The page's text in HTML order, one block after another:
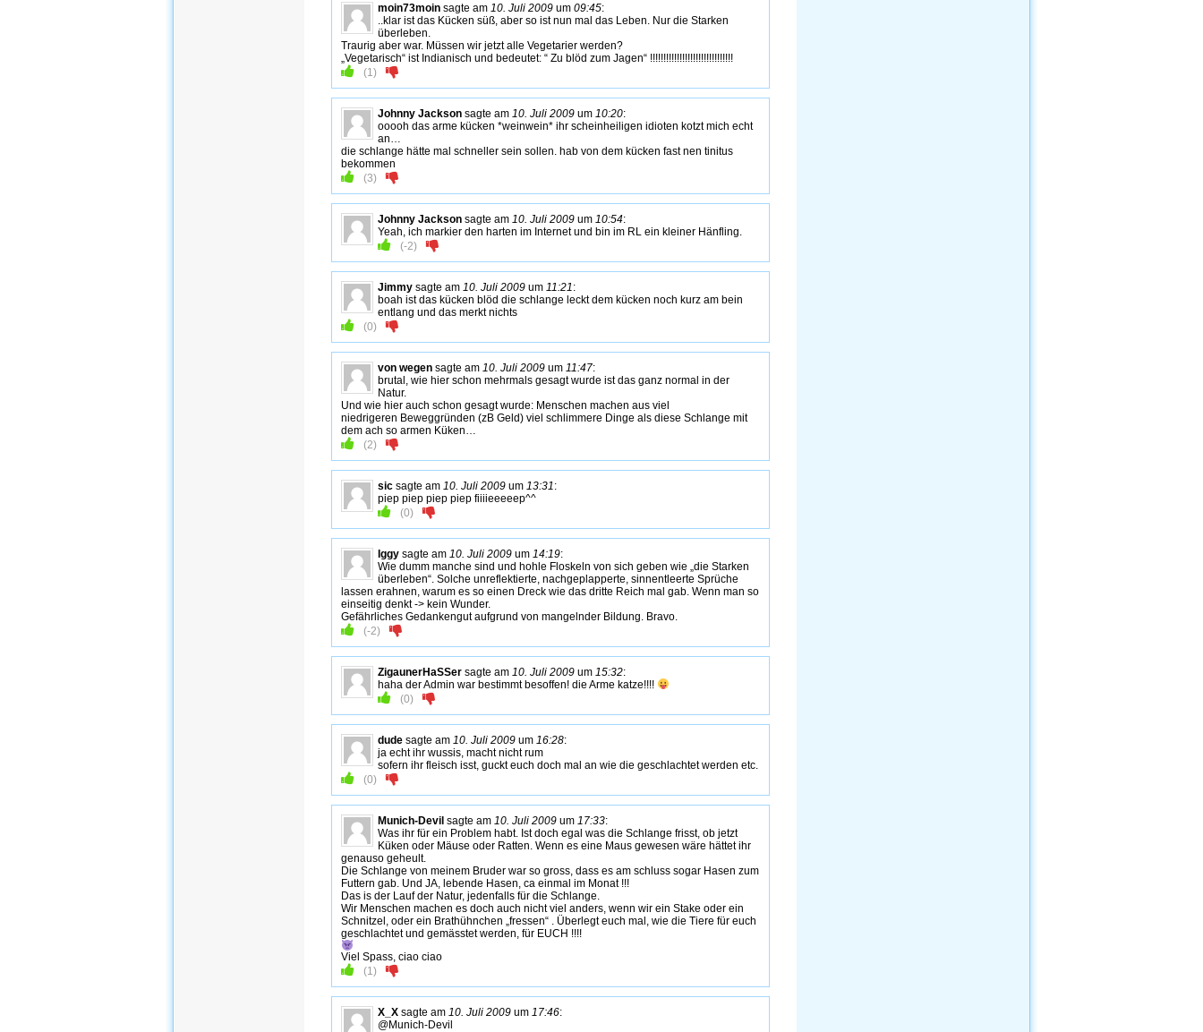
moin73moin sagte am 10. Juli 2009 um 09:45:
..klar ist das Kücken süß, aber so ist nun mal das Leben. Nur die Starken
überleben.
Traurig aber war. Müssen wir jetzt alle Vegetarier werden?
„Vegetarisch“ ist Indianisch und bedeutet: “ Zu blöd zum Jagen“ !!!!!!!!!!!!!!!!!!!!!!!!!!!!!!!
(1 )
Johnny Jackson sagte am 10. Juli 2009 um 10:20:
ooooh das arme kücken *weinwein* ihr scheinheiligen idioten kotzt mich echt
an…
die schlange hätte mal schneller sein sollen. hab von dem kücken fast nen tinitus
bekommen
(3)
Johnny Jackson sagte am 10. Juli 2009 um 10:54:
Yeah, ich markier den harten im Internet und bin im RL ein kleiner Hänfling.
(-2)
Jimmy sagte am 10. Juli 2009 um 11:21 :
boah ist das kücken blöd die schlange leckt dem kücken noch kurz am bein
entlang und das merkt nichts
(0)
von wegen sagte am 10. Juli 2009 um 11:47:
brutal, wie hier schon mehrmals gesagt wurde ist das ganz normal in der
Natur.
Und wie hier auch schon gesagt wurde: Menschen machen aus viel
niedrigeren Beweggründen (zB Geld) viel schlimmere Dinge als diese Schlange mit
dem ach so armen Küken…
(2)
sic sagte am 10. Juli 2009 um 13:31 :
piep piep piep piep fiiiieeeeep^^
(0)
Iggy sagte am 10. Juli 2009 um 14:19:
Wie dumm manche sind und hohle Floskeln von sich geben wie „die Starken
überleben“. Solche unreflektierte, nachgeplapperte, sinnentleerte Sprüche
lassen erahnen, warum es so einen Dreck wie das dritte Reich mal gab. Wenn man so
einseitig denkt -> kein Wunder.
Gefährliches Gedankengut aufgrund von mangelnder Bildung. Bravo.
(-2)
ZigaunerHaSSer sagte am 10. Juli 2009 um 15:32:
haha der Admin war bestimmt besoffen! die Arme katze!!!!
(0)
dude sagte am 10. Juli 2009 um 16:28:
ja echt ihr wussis, macht nicht rum
sofern ihr fleisch isst, guckt euch doch mal an wie die geschlachtet werden etc.
(0)
Munich-Devil sagte am 10. Juli 2009 um 17:33:
Was ihr für ein Problem habt. Ist doch egal was die Schlange frisst, ob jetzt
Küken oder Mäuse oder Ratten. Wenn es eine Maus gewesen wäre hättet ihr
genauso geheult.
Die Schlange von meinem Bruder war so gross, dass es am schluss sogar Hasen zum
Futtern gab. Und JA, lebende Hasen, ca einmal im Monat !!!
Das is der Lauf der Natur, jedenfalls für die Schlange.
Wir Menschen machen es doch auch nicht viel anders, wenn wir ein Stake oder ein
Schnitzel, oder ein Brathühnchen „fressen“ . Überlegt euch mal, wie die Tiere für euch
geschlachtet und gemässtet werden, für EUCH !!!!
Viel Spass, ciao ciao
(1 )
X_X sagte am 10. Juli 2009 um 17:46:
@Munich-Devil